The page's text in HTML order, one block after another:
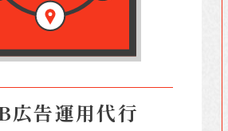
広告運用代行